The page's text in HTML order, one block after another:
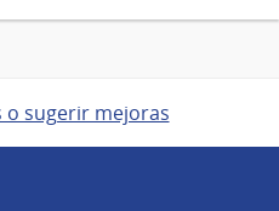
sugerir mejoras